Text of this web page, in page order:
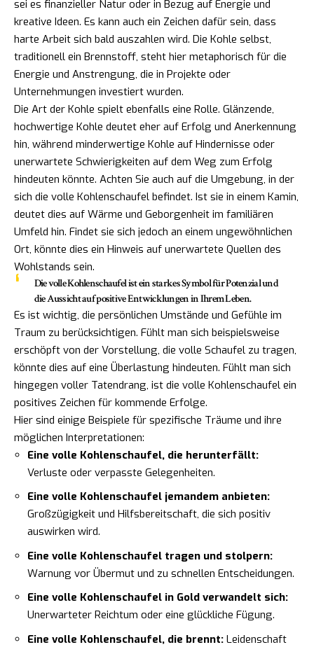
sei es finanzieller Natur oder in Bezug auf Energie und
kreative Ideen. Es kann auch ein Zeichen dafür sein, dass
harte Arbeit sich bald auszahlen wird. Die Kohle selbst,
traditionell ein Brennstoff, steht hier metaphorisch für die
Energie und Anstrengung, die in Projekte oder
Unternehmungen investiert wurden.
Die Art der Kohle spielt ebenfalls eine Rolle. Glänzende,
hochwertige Kohle deutet eher auf Erfolg und Anerkennung
hin, während minderwertige Kohle auf Hindernisse oder
unerwartete Schwierigkeiten auf dem Weg zum Erfolg
hindeuten könnte. Achten Sie auch auf die Umgebung, in der
sich die volle Kohlenschaufel befindet. Ist sie in einem Kamin,
deutet dies auf Wärme und Geborgenheit im familiären
Umfeld hin. Findet sie sich jedoch an einem ungewöhnlichen
Ort, könnte dies ein Hinweis auf unerwartete Quellen des
Wohlstands sein.
Die volle Kohlenschaufel ist ein starkes Symbol für Potenzial und
die Aussicht auf positive Entwicklungen in Ihrem Leben.
Es ist wichtig, die persönlichen Umstände und Gefühle im
Traum zu berücksichtigen. Fühlt man sich beispielsweise
erschöpft von der Vorstellung, die volle Schaufel zu tragen,
könnte dies auf eine Überlastung hindeuten. Fühlt man sich
hingegen voller Tatendrang, ist die volle Kohlenschaufel ein
positives Zeichen für kommende Erfolge.
Hier sind einige Beispiele für spezifische Träume und ihre
möglichen Interpretationen:
Eine volle Kohlenschaufel, die herunterfällt:
Verluste oder verpasste Gelegenheiten.
Eine volle Kohlenschaufel jemandem anbieten:
Großzügigkeit und Hilfsbereitschaft, die sich positiv
auswirken wird.
Eine volle Kohlenschaufel tragen und stolpern:
Warnung vor Übermut und zu schnellen Entscheidungen.
Eine volle Kohlenschaufel in Gold verwandelt sich:
Unerwarteter Reichtum oder eine glückliche Fügung.
Eine volle Kohlenschaufel, die brennt: Leidenschaft